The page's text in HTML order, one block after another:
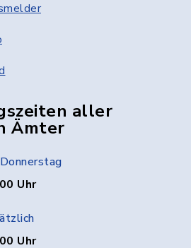
aller
Ämter
Uhr
Uhr